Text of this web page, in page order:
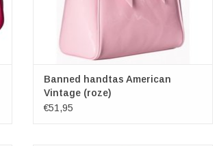
Banned handtas American
Vintage (roze)
€51,95